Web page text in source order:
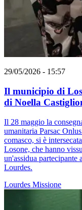
29/05/2026 - 15:57
Il municipio di
di Noella
Il 28 maggio la
umanitaria Parsac
comasco, si è
Losone, che hanno
un'assidua
Lourdes.
Lourdes Missione